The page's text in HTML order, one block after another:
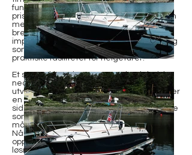
funksjon og overnatting i en frisk og
prisbelønt design. Den innovative layouten
med walkaround-dekk, sidedør og full
bredde skyvedør til salong gir
imponerende bevegelsesfrihet – samtidig
som interiøret byr på soveløsning og
praktiske fasiliteter for helgeturer.
Et særtrekk ved 320 GTC er de elektrisk
nedfellbare skrogsidene akter, som
utvider dekksarealet betraktelig og skaper
en luftig terrassefølelse på sjøen. Når
sidene er nede, får du en åpen, sosial flate
som innbyr til både bading, soling og
måltider om bord.
Når du er klar for avgang, felles de enkelt
opp igjen med et knappetrykk. En genial
løsning – både estetisk og praktisk.